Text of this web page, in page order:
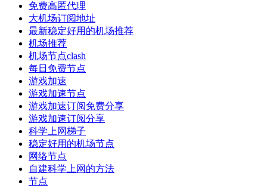
免费高匿代理
大机场订阅地址
最新稳定好用的机场推荐
机场推荐
机场节点clash
每日免费节点
游戏加速
游戏加速节点
游戏加速订阅免费分享
游戏加速订阅分享
科学上网梯子
稳定好用的机场节点
网络节点
自建科学上网的方法
节点